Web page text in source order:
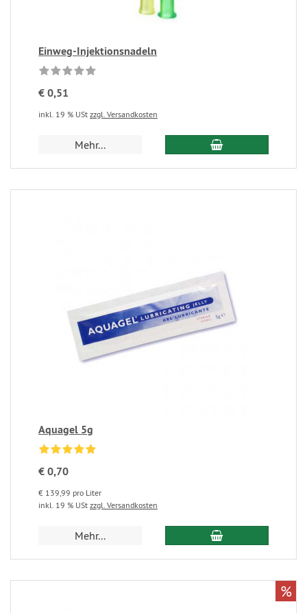
Einweg-Injektionsnadeln
€ 0,51
inkl. 19 % USt zzgl. Versandkosten
Mehr...
Aquagel 5g
€ 0,70
€ 139,99 pro Liter
inkl. 19 % USt zzgl. Versandkosten
Mehr...
%